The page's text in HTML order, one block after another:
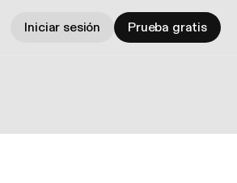
Iniciar sesión Prueba gratis